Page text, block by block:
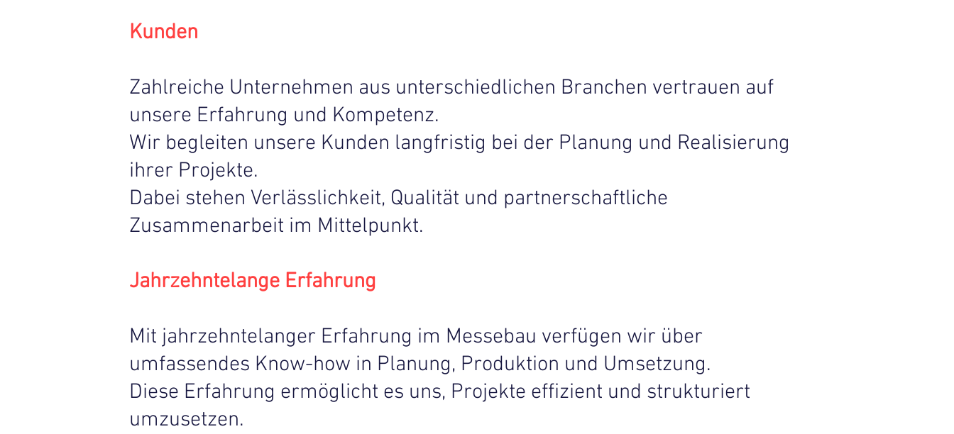
Kunden
Zahlreiche Unternehmen aus unterschiedlichen Branchen vertrauen auf
unsere Erfahrung und Kompetenz.
Wir begleiten unsere Kunden langfristig bei der Planung und Realisierung
ihrer Projekte.
Dabei stehen Verlässlichkeit, Qualität und partnerschaftliche
Zusammenarbeit im Mittelpunkt.
Jahrzehntelange Erfahrung
Mit jahrzehntelanger Erfahrung im Messebau verfügen wir über
umfassendes Know-how in Planung, Produktion und Umsetzung.
Diese Erfahrung ermöglicht es uns, Projekte effizient und strukturiert
umzusetzen.